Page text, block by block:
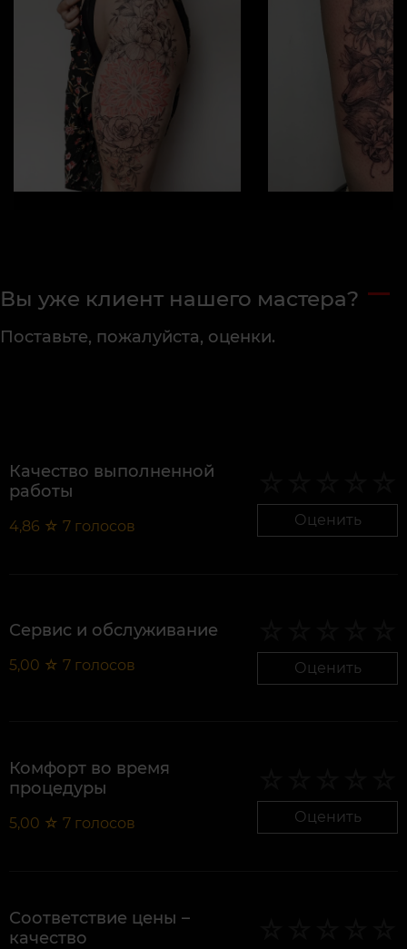
Вы уже клиент нашего мастера?
Поставьте, пожалуйста, оценки.
Качество выполненной
работы
4,86 ☆ 7 голосов Оценить
Сервис и обслуживание
5,00 ☆ 7 голосов Оценить
Комфорт во время
процедуры
5,00 ☆ 7 голосов Оценить
Соответствие цены –
качество